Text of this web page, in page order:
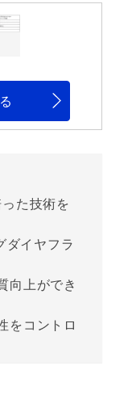
た技術を
ダイヤフラ
向上ができ
をコントロ